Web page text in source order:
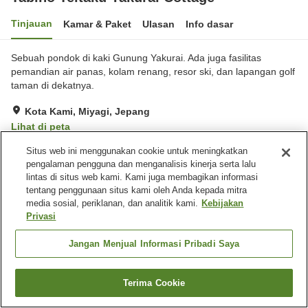
Tinjauan Kamar & Paket Ulasan Info dasar
Sebuah pondok di kaki Gunung Yakurai. Ada juga fasilitas
pemandian air panas, kolam renang, resor ski, dan lapangan golf
taman di dekatnya.
Kota Kami, Miyagi, Jepang
Lihat di peta
Sangat baik Ulasan: 53
Fasilitas properti
Tempat parkir
Jepang Miyagi
Kota Kami
Tabino Teitaku Yakurai Cottage
Cari kamar
Situs web ini menggunakan cookie untuk meningkatkan
pengalaman pengguna dan menganalisis kinerja serta lalu
lintas di situs web kami. Kami juga membagikan informasi
tentang penggunaan situs kami oleh Anda kepada mitra
media sosial, periklanan, dan analitik kami. Kebijakan
Privasi
Jangan Menjual Informasi Pribadi Saya
Terima Cookie